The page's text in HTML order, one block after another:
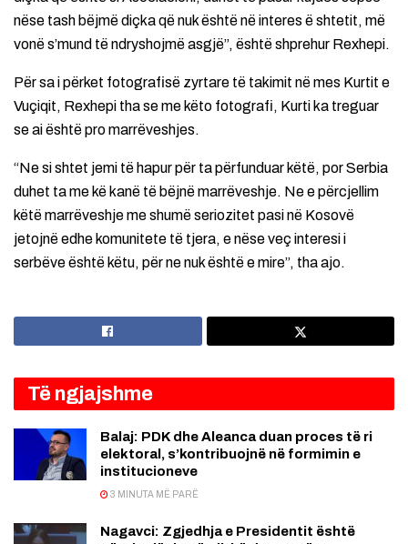
nëse tash bëjmë diçka që nuk është në interes ë shtetit, më
vonë s’mund të ndryshojmë asgjë”, është shprehur Rexhepi.
Për sa i përket fotografisë zyrtare të takimit në mes Kurtit e
Vuçiqit, Rexhepi tha se me këto fotografi, Kurti ka treguar
se ai është pro marrëveshjes.
“Ne si shtet jemi të hapur për ta përfunduar këtë, por Serbia
duhet ta me kë kanë të bëjnë marrëveshje. Ne e përcjellim
këtë marrëveshje me shumë seriozitet pasi në Kosovë
jetojnë edhe komunitete të tjera, e nëse veç interesi i
serbëve është këtu, për ne nuk është e mire”, tha ajo.
Të ngjajshme
Balaj: PDK dhe Aleanca duan proces të ri
elektoral, s’kontribuojnë në formimin e
institucioneve
3 MINUTA MË PARË
Nagavci: Zgjedhja e Presidentit është